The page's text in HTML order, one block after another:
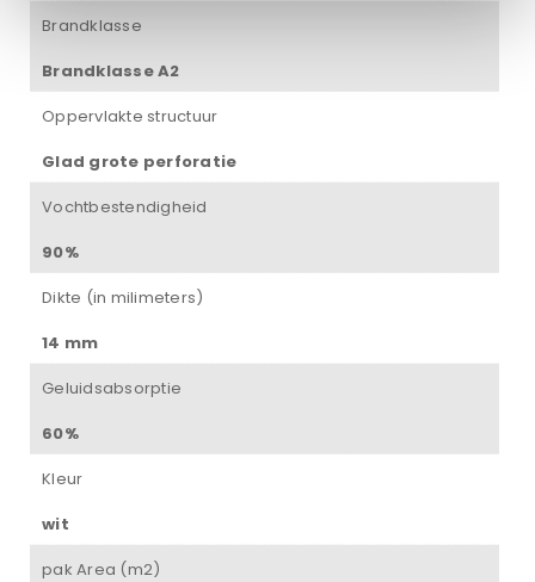
Brandklasse
Brandklasse A2
Oppervlakte structuur
Glad grote perforatie
Vochtbestendigheid
90%
Dikte (in milimeters)
14 mm
Geluidsabsorptie
60%
Kleur
wit
pak Area (m2)